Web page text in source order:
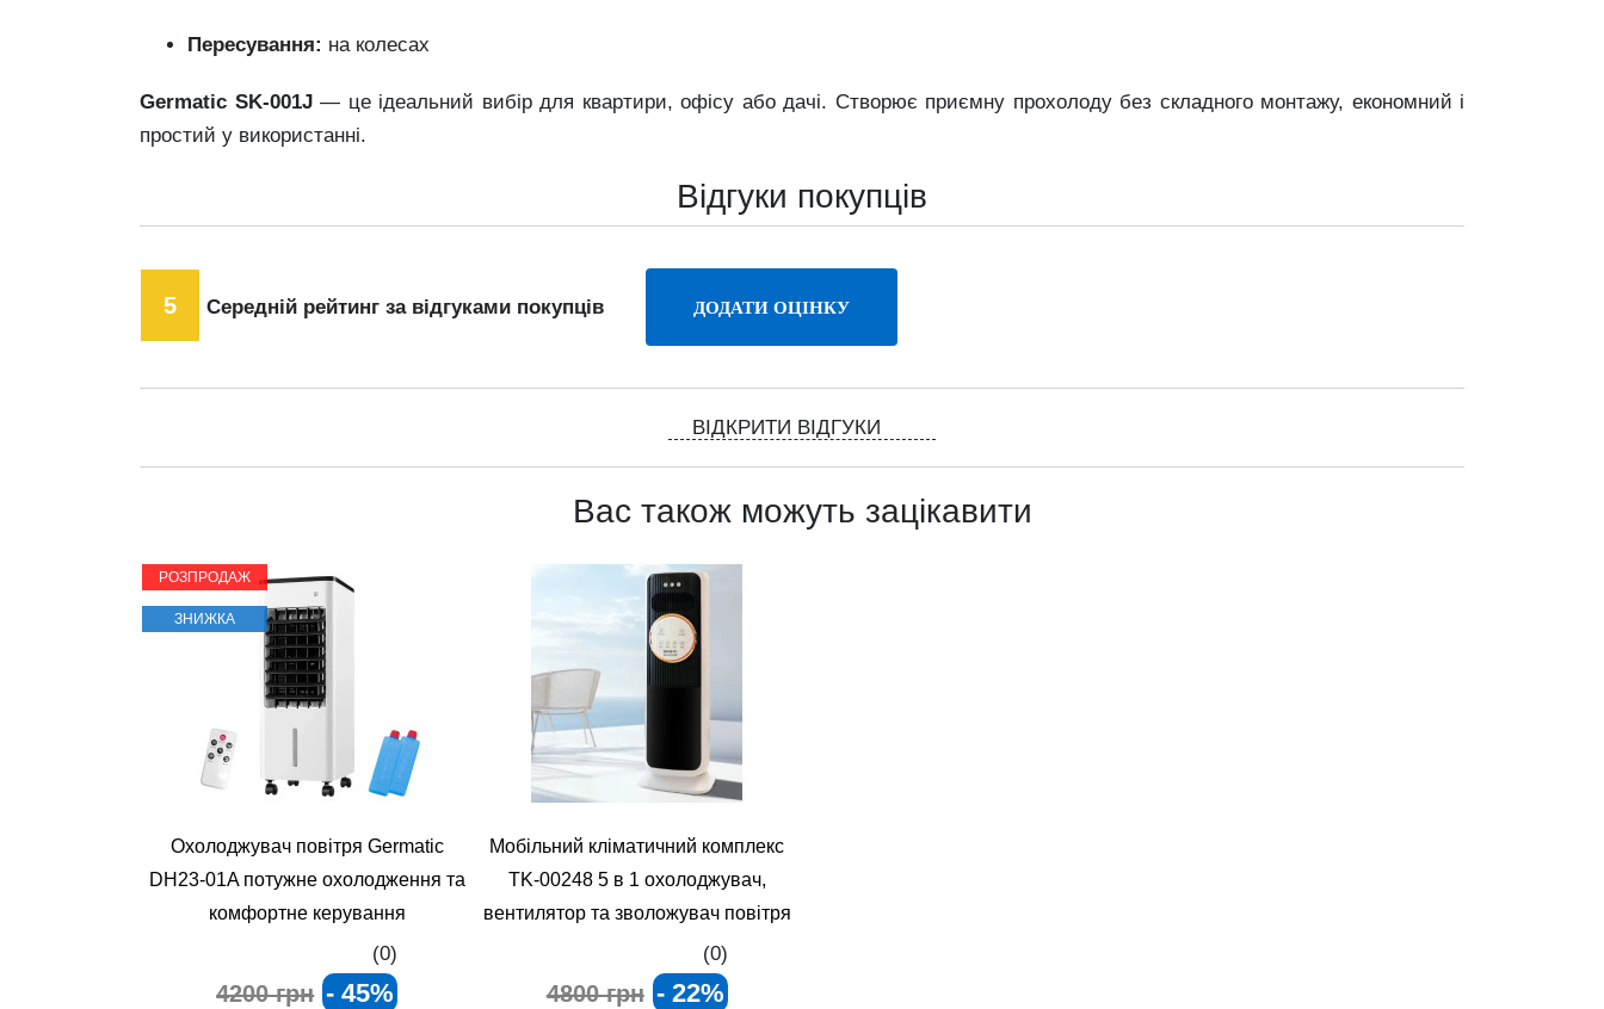
Пересування: на колесах
Germatic SK-001J— це ідеальний вибір для квартири, офісу або дачі. Створює приємну прохолоду без складного монтажу, економний і
простий у використанні.
Відгуки покупців
5 Середній рейтинг за відгуками покупців
ВІДКРИТИ ВІДГУКИ
Вас також можуть зацікавити
РОЗПРОДАЖ
ЗНИЖКА
Охолоджувач повітря Germatic
DH23‑01A потужне охолодження та
комфортне керування
(0)
4200 грн - 45%
Мобільний кліматичний комплекс
TK-00248 5 в 1 охолоджувач,
вентилятор та зволожувач повітря
(0)
4800 грн - 22%